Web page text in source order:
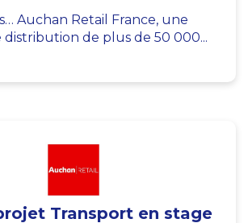
Auchan Retail France, une
de plus de 50 000...
Transport en stage